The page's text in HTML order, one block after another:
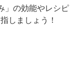
」の効能やレシピ
しましょう！